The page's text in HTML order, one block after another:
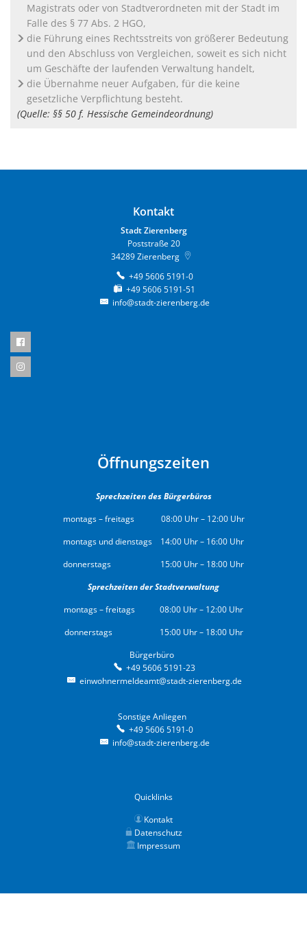
Magistrats oder von Stadtverordneten mit der Stadt im
Falle des § 77 Abs. 2 HGO,
die Führung eines Rechtsstreits von größerer Bedeutung
und den Abschluss von Vergleichen, soweit es sich nicht
um Geschäfte der laufenden Verwaltung handelt,
die Übernahme neuer Aufgaben, für die keine
gesetzliche Verpflichtung besteht.
(Quelle: §§ 50 f. Hessische Gemeindeordnung)
Kontakt
Stadt Zierenberg
Poststraße 20
34289Zierenberg
+49 5606 5191-0
+49 5606 5191-51
info@stadt-zierenberg.de
Öffnungszeiten
Sprechzeiten des Bürgerbüros
montags – freitags 08:00 Uhr – 12:00 Uhr
montags und dienstags 14:00 Uhr – 16:00 Uhr
donnerstags 15:00 Uhr – 18:00 Uhr
Sprechzeiten der Stadtverwaltung
montags – freitags 08:00 Uhr – 12:00 Uhr
donnerstags 15:00 Uhr – 18:00 Uhr
Bürgerbüro
+49 5606 5191-23
einwohnermeldeamt@stadt-zierenberg.de
Sonstige Anliegen
+49 5606 5191-0
info@stadt-zierenberg.de
Quicklinks
Kontakt
Datenschutz
Impressum